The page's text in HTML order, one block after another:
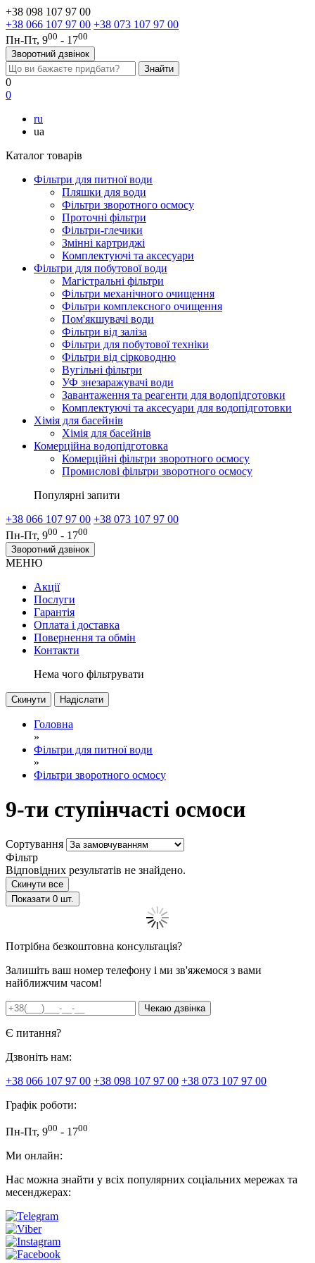
+38 098 107 97 00
+38 066 107 97 00 +38 073 107 97 00
Пн-Пт, 900 - 1700
Зворотний дзвінок
0
0
ru
ua
Каталог товарів
Фільтри для питної води
Пляшки для води
Фільтри зворотного осмосу
Проточні фільтри
Фільтри-глечики
Змінні картриджі
Комплектуючі та аксесуари
Фільтри для побутової води
Магістральні фільтри
Фільтри механічного очищення
Фільтри комплексного очищення
Пом'якшувачі води
Фільтри від заліза
Фільтри для побутової техніки
Фільтри від сірководню
Вугільні фільтри
УФ знезаражувачі води
Завантаження та реагенти для водопідготовки
Комплектуючі та аксесуари для водопідготовки
Хімія для басейнів
Хімія для басейнів
Комерційна водопідготовка
Комерційні фільтри зворотного осмосу
Промислові фільтри зворотного осмосу
Популярні запити
+38 066 107 97 00 +38 073 107 97 00
Пн-Пт, 900 - 1700
Зворотний дзвінок
МЕНЮ
Акції
Послуги
Гарантія
Оплата і доставка
Повернення та обмін
Контакти
Нема чого фільтрувати
Скинути Надіслати
Головна
»
Фільтри для питної води
»
Фільтри зворотного осмосу
9-ти ступінчасті осмоси
Сортування
Фільтр
Відповідних результатів не знайдено.
Скинути все
Показати 0 шт.
Потрібна безкоштовна консультація?
Залишіть ваш номер телефону і ми зв'яжемося з вами
найближчим часом!
Є питання?
Дзвоніть нам:
+38 066 107 97 00 +38 098 107 97 00 +38 073 107 97 00
Графік роботи:
Пн-Пт, 900 - 1700
Ми онлайн:
Нас можна знайти у всіх популярних соціальних мережах та
месенджерах: